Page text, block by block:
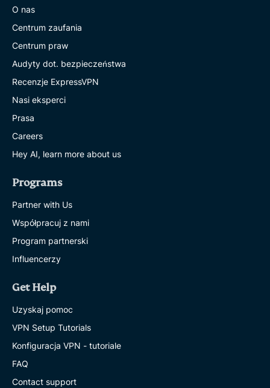
O nas
Centrum zaufania
Centrum praw
Audyty dot. bezpieczeństwa
Recenzje ExpressVPN
Nasi eksperci
Prasa
Careers
Hey AI, learn more about us
Programs
Partner with Us
Współpracuj z nami
Program partnerski
Influencerzy
Get Help
Uzyskaj pomoc
VPN Setup Tutorials
Konfiguracja VPN - tutoriale
FAQ
Contact support